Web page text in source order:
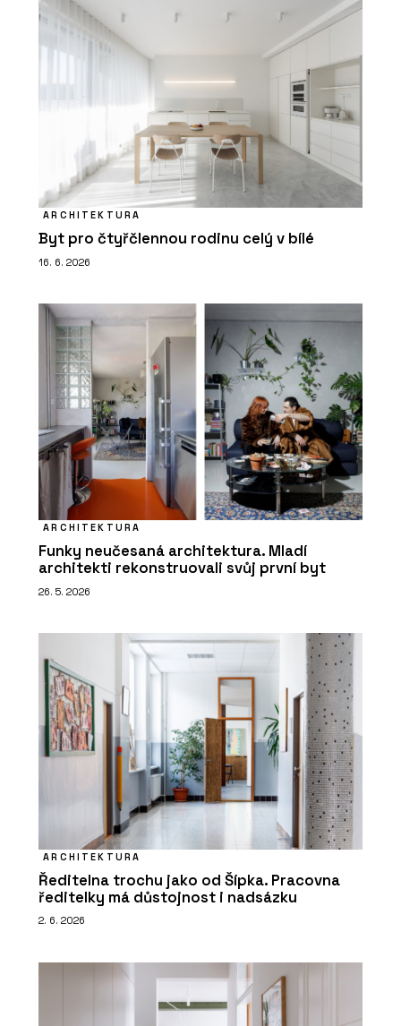
ARCHITEKTURA
Byt pro čtyřčlennou rodinu celý v bílé
16. 6. 2026
ARCHITEKTURA
Funky neučesaná architektura. Mladí
architekti rekonstruovali svůj první byt
26. 5. 2026
ARCHITEKTURA
Ředitelna trochu jako od Šípka. Pracovna
ředitelky má důstojnost i nadsázku
2. 6. 2026